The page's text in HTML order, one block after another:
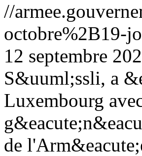
//
octobre%2B19-
12 septembre
S&uuml;ssli, a
Luxembourg
de